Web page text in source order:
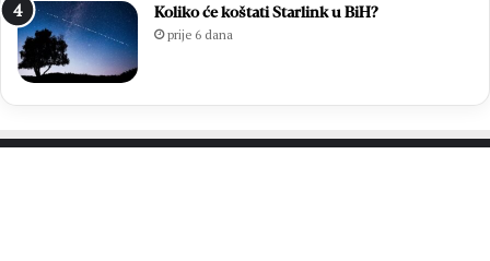
Koliko će koštati Starlink u BiH?
prije 6 dana